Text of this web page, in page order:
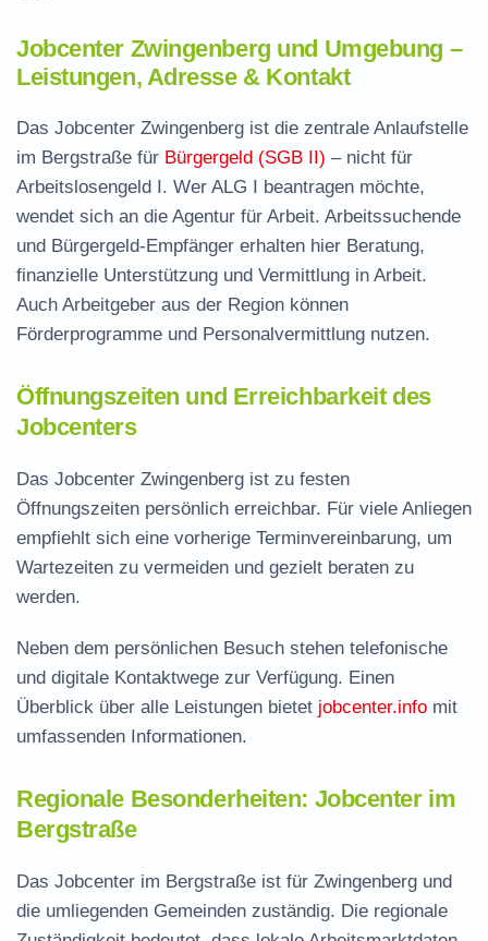
Jobcenter Zwingenberg und Umgebung –
Leistungen, Adresse & Kontakt
Das Jobcenter Zwingenberg ist die zentrale Anlaufstelle
im Bergstraße für Bürgergeld (SGB II) – nicht für
Arbeitslosengeld I. Wer ALG I beantragen möchte,
wendet sich an die Agentur für Arbeit. Arbeitssuchende
und Bürgergeld-Empfänger erhalten hier Beratung,
finanzielle Unterstützung und Vermittlung in Arbeit.
Auch Arbeitgeber aus der Region können
Förderprogramme und Personalvermittlung nutzen.
Öffnungszeiten und Erreichbarkeit des
Jobcenters
Das Jobcenter Zwingenberg ist zu festen
Öffnungszeiten persönlich erreichbar. Für viele Anliegen
empfiehlt sich eine vorherige Terminvereinbarung, um
Wartezeiten zu vermeiden und gezielt beraten zu
werden.
Neben dem persönlichen Besuch stehen telefonische
und digitale Kontaktwege zur Verfügung. Einen
Überblick über alle Leistungen bietet jobcenter.info mit
umfassenden Informationen.
Regionale Besonderheiten: Jobcenter im
Bergstraße
Das Jobcenter im Bergstraße ist für Zwingenberg und
die umliegenden Gemeinden zuständig. Die regionale